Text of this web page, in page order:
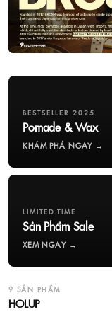
BESTSELLER 2025
Pomade & Wax
KHÁM PHÁ NGAY →
LIMITED TIME
Sản Phẩm Sale
XEM NGAY →
9 SẢN PHẨM
HOLUP